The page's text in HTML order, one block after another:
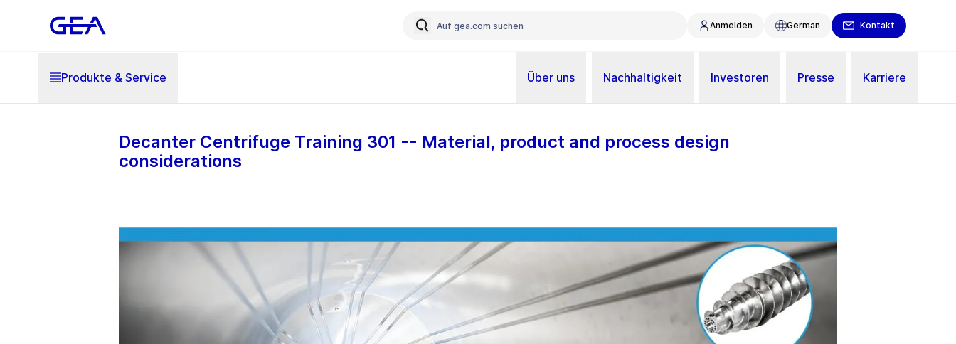
Anmelden German Kontakt
Produkte & Service Über uns Nachhaltigkeit Investoren Presse Karriere
Decanter Centrifuge Training 301 -- Material, product and process design
considerations